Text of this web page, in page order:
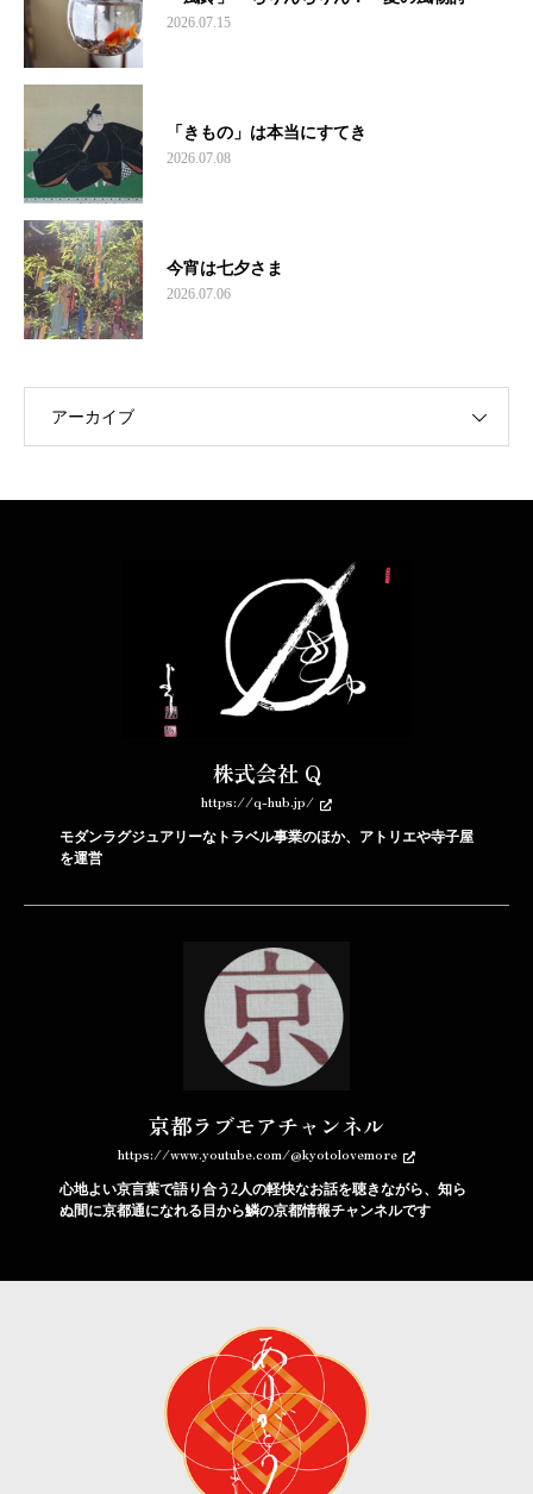
2026.07.15
「きもの」は本当にすてき
2026.07.08
今宵は七夕さま
2026.07.06
アーカイブ
株式会社 Q
https://q-hub.jp/
モダンラグジュアリーなトラベル事業のほか、アトリエや寺子屋
を運営
京都ラブモアチャンネル
https://www.youtube.com/@kyotolovemore
心地よい京言葉で語り合う2人の軽快なお話を聴きながら、知ら
ぬ間に京都通になれる目から鱗の京都情報チャンネルです